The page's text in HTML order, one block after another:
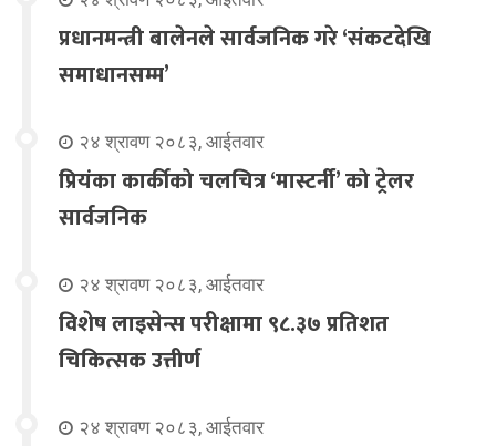
प्रधानमन्त्री बालेनले सार्वजनिक गरे ‘संकटदेखि
समाधानसम्म’
२४ श्रावण २०८३, आईतवार
प्रियंका कार्कीको चलचित्र ‘मास्टर्नी’ को ट्रेलर
सार्वजनिक
२४ श्रावण २०८३, आईतवार
विशेष लाइसेन्स परीक्षामा ९८.३७ प्रतिशत
चिकित्सक उत्तीर्ण
२४ श्रावण २०८३, आईतवार